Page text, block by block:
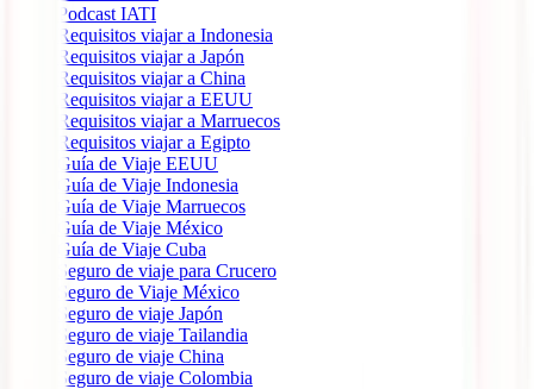
Podcast IATI
Requisitos viajar a Indonesia
Requisitos viajar a Japón
Requisitos viajar a China
Requisitos viajar a EEUU
Requisitos viajar a Marruecos
Requisitos viajar a Egipto
Guía de Viaje EEUU
Guía de Viaje Indonesia
Guía de Viaje Marruecos
Guía de Viaje México
Guía de Viaje Cuba
Seguro de viaje para Crucero
Seguro de Viaje México
Seguro de viaje Japón
Seguro de viaje Tailandia
Seguro de viaje China
Seguro de viaje Colombia